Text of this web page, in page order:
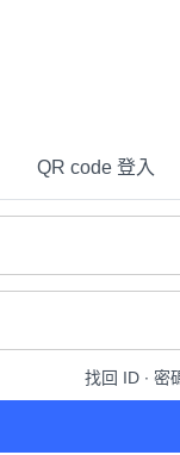
QR code 登入
找回 ID ∙ 密